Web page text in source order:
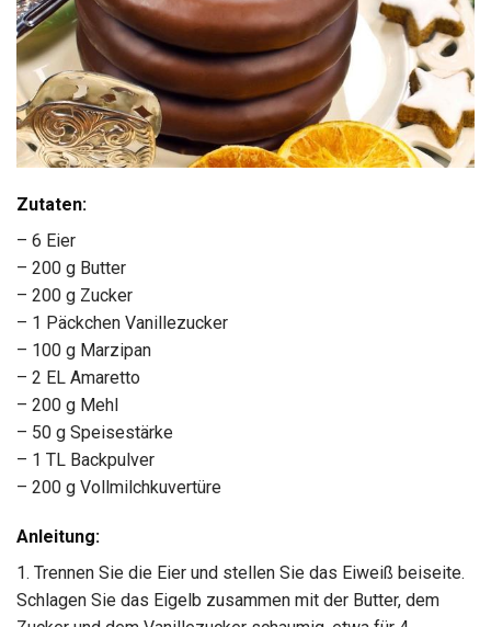
Zutaten:
– 6 Eier
– 200 g Butter
– 200 g Zucker
– 1 Päckchen Vanillezucker
– 100 g Marzipan
– 2 EL Amaretto
– 200 g Mehl
– 50 g Speisestärke
– 1 TL Backpulver
– 200 g Vollmilchkuvertüre
Anleitung:
1. Trennen Sie die Eier und stellen Sie das Eiweiß beiseite.
Schlagen Sie das Eigelb zusammen mit der Butter, dem